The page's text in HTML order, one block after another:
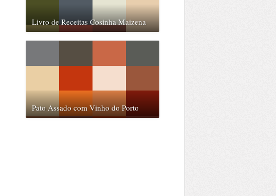
Livro de Receitas Cosinha Maizena
Pato Assado com Vinho do Porto